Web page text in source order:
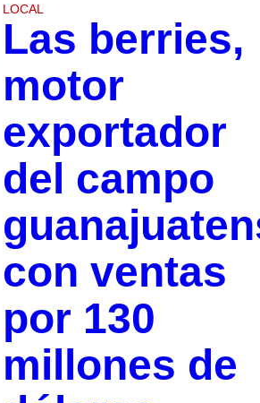
LOCAL
Las berries,
motor
exportador
del campo
con ventas
por 130
millones de